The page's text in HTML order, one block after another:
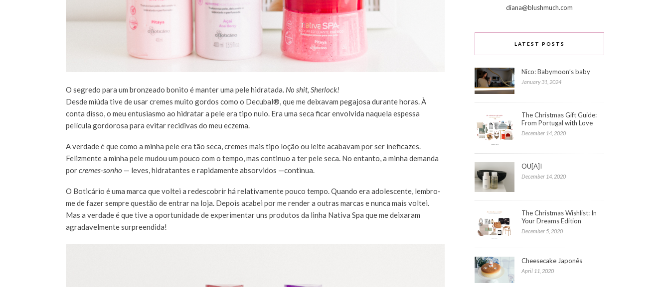
O segredo para um bronzeado bonito é manter uma pele hidratada. No shit, Sherlock!
Desde miúda tive de usar cremes muito gordos como o Decubal®, que me deixavam pegajosa durante horas. À
conta disso, o meu entusiasmo ao hidratar a pele era tipo nulo. Era uma seca ficar envolvida naquela espessa
película gordorosa para evitar recidivas do meu eczema.
A verdade é que como a minha pele era tão seca, cremes mais tipo loção ou leite acabavam por ser ineficazes.
Felizmente a minha pele mudou um pouco com o tempo, mas continuo a ter pele seca. No entanto, a minha demanda
porcremes-sonho — leves, hidratantes e rapidamente absorvidos —continua.
O Boticário é uma marca que voltei a redescobrir há relativamente pouco tempo. Quando era adolescente, lembro-
me de fazer sempre questão de entrar na loja. Depois acabei por me render a outras marcas e nunca mais voltei.
Mas a verdade é que tive a oportunidade de experimentar uns produtos da linha Nativa Spa que me deixaram
agradavelmente surpreendida!
diana@blushmuch.com
LATEST POSTS
Nico: Babymoon’s baby
January 31, 2024
The Christmas Gift Guide:
From Portugal with Love
December 14, 2020
OU[A]I
December 14, 2020
The Christmas Wishlist: In
Your Dreams Edition
December 5, 2020
Cheesecake Japonês
April 11, 2020